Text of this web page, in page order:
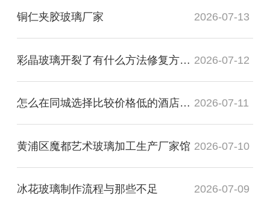
铜仁夹胶玻璃厂家 2026-07-13
彩晶玻璃开裂了有什么方法修复方法？ 2026-07-12
怎么在同城选择比较价格低的酒店装饰玻璃厂家 2026-07-11
黄浦区魔都艺术玻璃加工生产厂家馆 2026-07-10
冰花玻璃制作流程与那些不足 2026-07-09